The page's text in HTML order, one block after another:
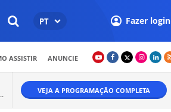
PT Fazer login
ASSISTIR ANUNCIE
VEJA A PROGRAMAÇÃO COMPLETA